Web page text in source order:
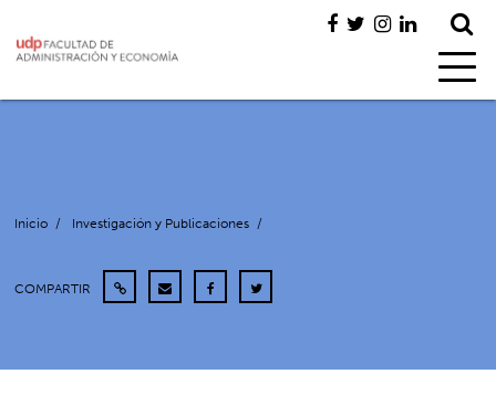
Inicio / Investigación y Publicaciones /
COMPARTIR